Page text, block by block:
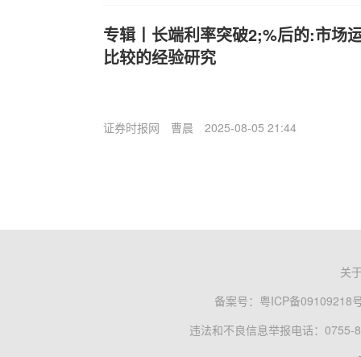
专辑丨长端利率突破2;%后的:市
比较的经验研究
证券时报网 曹晨 2025-08-05 21:44
关
备案号： 粤ICP备09109218
违法和不良信息举报电话：0755-